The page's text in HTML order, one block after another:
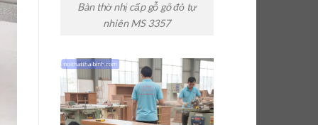
Bàn thờ nhị cấp gỗ gõ đỏ tự
nhiên MS 3357